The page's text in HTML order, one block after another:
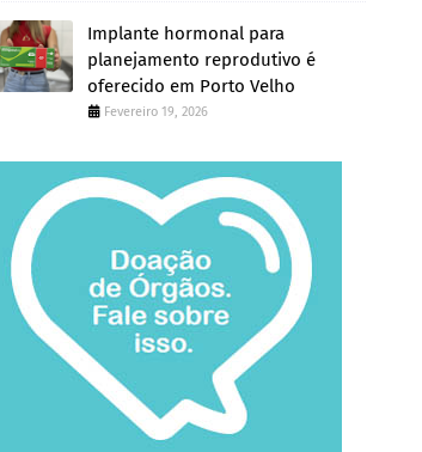
Implante hormonal para
planejamento reprodutivo é
oferecido em Porto Velho
Fevereiro 19, 2026